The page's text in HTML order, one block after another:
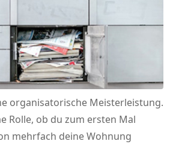
organisatorische Meisterleistung.
Rolle, ob du zum ersten Mal
mehrfach deine Wohnung